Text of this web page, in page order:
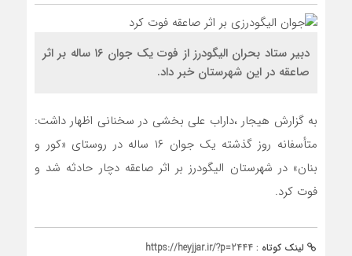
دبیر ستاد بحران الیگودرز از فوت یک جوان ۱۶ ساله بر اثر
صاعقه در این شهرستان خبر داد.
به گزارش هیجار ،داراب علی بخشی در سخنانی اظهار داشت:
متأسفانه روز گذشته یک جوان ۱۶ ساله در روستای «کور و
بنان» در شهرستان الیگودرز بر اثر صاعقه دچار حادثه شد و
فوت کرد.
لینک کوتاه : https://heyjjar.ir/?p=2444